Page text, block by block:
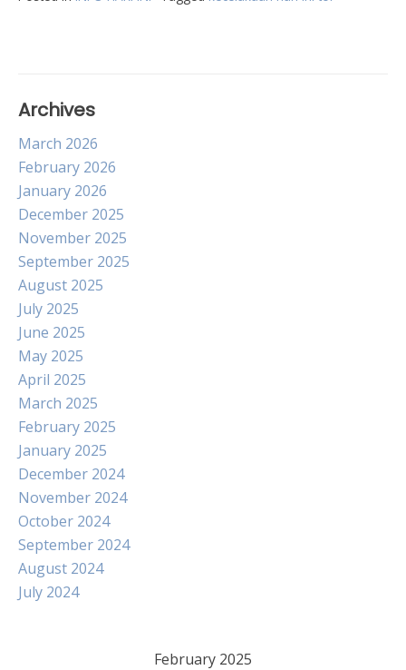
Archives
March 2026
February 2026
January 2026
December 2025
November 2025
September 2025
August 2025
July 2025
June 2025
May 2025
April 2025
March 2025
February 2025
January 2025
December 2024
November 2024
October 2024
September 2024
August 2024
July 2024
February 2025